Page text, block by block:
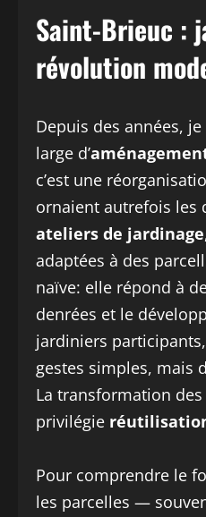
Saint-Brieuc :
révolution
Depuis des années,
large d’
c’est une
ornaient autrefois les
ateliers de jardinage
adaptées à des
naïve: elle répond à
denrées et le
jardiniers
gestes simples, mais
La transformation
privilégie
Pour comprendre le
les parcelles —